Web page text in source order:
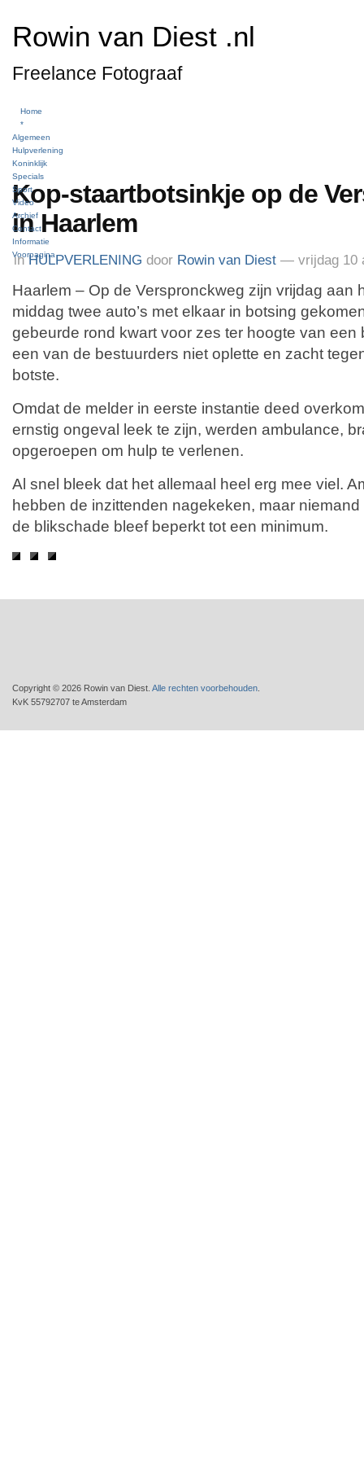
Rowin van Diest .nl
Freelance Fotograaf
Home
*
Algemeen
Hulpverlening
Koninklijk
Specials
Sport
Video
Archief
Contact
Informatie
Voorpagina
Kop-staartbotsinkje op de
in Haarlem
inHULPVERLENING door Rowin van Diest — vrijdag 10
Haarlem – Op de Verspronckweg zijn vrijdag aan
middag twee auto’s met elkaar in botsing
gebeurde rond kwart voor zes ter hoogte van een
een van de bestuurders niet oplette en zacht
botste.
Omdat de melder in eerste instantie deed
ernstig ongeval leek te zijn, werden ambulance,
opgeroepen om hulp te verlenen.
Al snel bleek dat het allemaal heel erg mee viel.
hebben de inzittenden nagekeken, maar
de blikschade bleef beperkt tot een minimum.
Copyright © 2026 Rowin van Diest. Alle rechten voorbehouden
KvK 55792707 te Amsterdam